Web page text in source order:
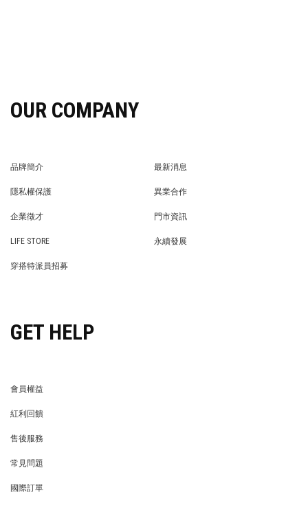
OUR COMPANY
品牌簡介
最新消息
隱私權保護
異業合作
企業徵才
門市資訊
LIFE STORE
永續發展
穿搭特派員招募
GET HELP
會員權益
紅利回饋
售後服務
常見問題
國際訂單